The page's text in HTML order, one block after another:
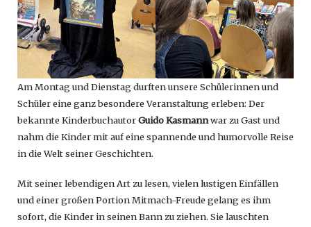
Am Montag und Dienstag durften unsere Schülerinnen und
Schüler eine ganz besondere Veranstaltung erleben: Der
bekannte KinderbuchautorGuido Kasmannwar zu Gast und
nahm die Kinder mit auf eine spannende und humorvolle Reise
in die Welt seiner Geschichten.
Mit seiner lebendigen Art zu lesen, vielen lustigen Einfällen
und einer großen Portion Mitmach-Freude gelang es ihm
sofort, die Kinder in seinen Bann zu ziehen. Sie lauschten